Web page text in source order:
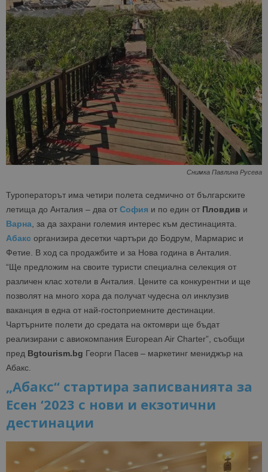
Снимка Павлина Русева
Туроператорът има четири полета седмично от българските
летища до Анталия – два от София и по един от Пловдив и
Варна, за да захрани големия интерес към дестинацията.
Абакс организира десетки чартъри до Бодрум, Мармарис и
Фетие. В ход са продажбите и за Нова година в Анталия.
“Ще предложим на своите туристи специална селекция от
различен клас хотели в Анталия. Цените са конкурентни и ще
позволят на много хора да получат чудесна ол инклузив
ваканция в една от най-гостоприемните дестинации.
Чартърните полети до средата на октомври ще бъдат
реализирани с авиокомпания European Air Charter”, съобщи
пред Bgtourism.bg Георги Пасев – маркетинг мениджър на
Абакс.
„Абакс“ стартира записванията за
Есен ‘2023 с нови и екзотични
дестинации